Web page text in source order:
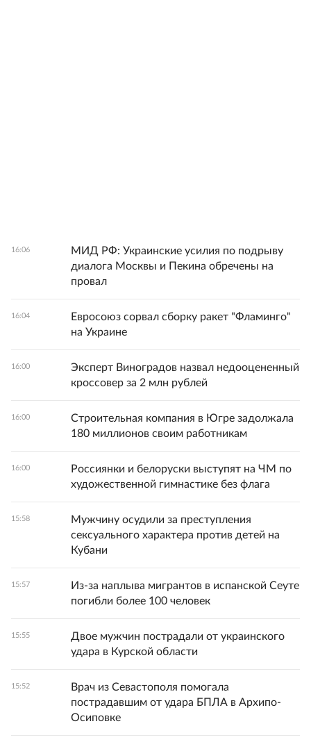
16:06
МИД РФ: Украинские усилия по подрыву
диалога Москвы и Пекина обречены на
провал
16:04
Евросоюз сорвал сборку ракет "Фламинго"
на Украине
16:00
Эксперт Виноградов назвал недооцененный
кроссовер за 2 млн рублей
16:00
Строительная компания в Югре задолжала
180 миллионов своим работникам
16:00
Россиянки и белоруски выступят на ЧМ по
художественной гимнастике без флага
15:58
Мужчину осудили за преступления
сексуального характера против детей на
Кубани
15:57
Из-за наплыва мигрантов в испанской Сеуте
погибли более 100 человек
15:55
Двое мужчин пострадали от украинского
удара в Курской области
15:52
Врач из Севастополя помогала
пострадавшим от удара БПЛА в Архипо-
Осиповке